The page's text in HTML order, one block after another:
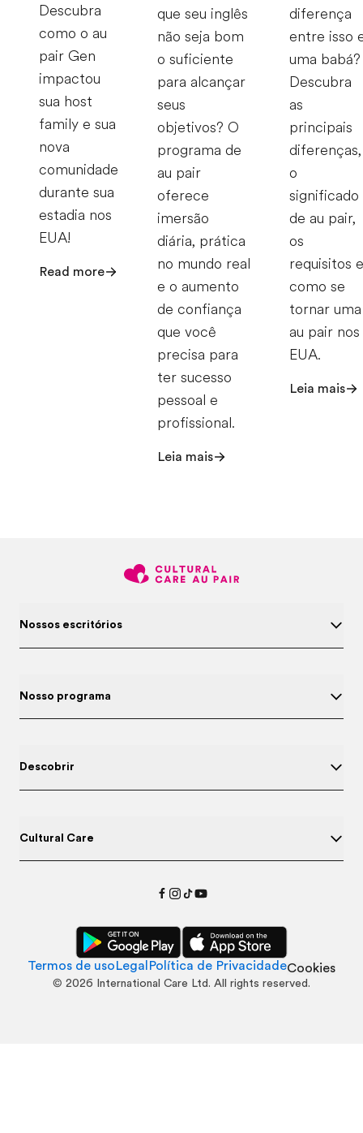
Descubra
como o au
pair Gen
impactou
sua host
family e sua
nova
comunidade
durante sua
estadia nos
EUA!
Read more
que seu inglês
não seja bom
o suficiente
para alcançar
seus
objetivos? O
programa de
au pair
oferece
imersão
diária, prática
no mundo real
e o aumento
de confiança
que você
precisa para
ter sucesso
pessoal e
profissional.
Leia mais
diferença
entre isso
uma babá?
Descubra
as
principais
diferenças,
o
significado
de au pair,
os
requisitos e
como se
tornar uma
au pair nos
EUA.
Leia mais
Nossos escritórios
Nosso programa
Descobrir
Cultural Care
Termos de usoLegal Política de PrivacidadeCookies
© 2026 International Care Ltd. All rights reserved.